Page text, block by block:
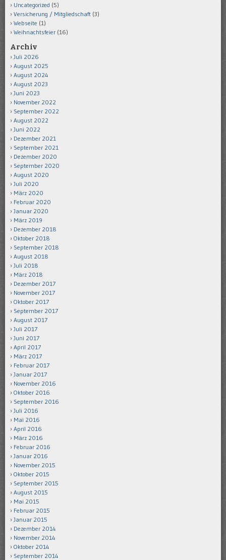
Uncategorized (5)
Versicherung / Mitgliedschaft (3)
Webseite (1)
Weihnachtsfeier (16)
Archiv
Juli 2026
August 2025
August 2024
August 2023
Juni 2023
November 2022
September 2022
August 2022
Juni 2022
Dezember 2021
September 2021
Dezember 2020
September 2020
August 2020
Juli 2020
März 2020
Februar 2020
Januar 2020
März 2019
Dezember 2018
Oktober 2018
September 2018
August 2018
Juli 2018
März 2018
Dezember 2017
November 2017
Oktober 2017
September 2017
August 2017
Juli 2017
Juni 2017
April 2017
März 2017
Februar 2017
Januar 2017
November 2016
Oktober 2016
September 2016
Juli 2016
Mai 2016
April 2016
März 2016
Februar 2016
Januar 2016
November 2015
Oktober 2015
September 2015
August 2015
Mai 2015
Februar 2015
Januar 2015
Dezember 2014
November 2014
Oktober 2014
September 2014